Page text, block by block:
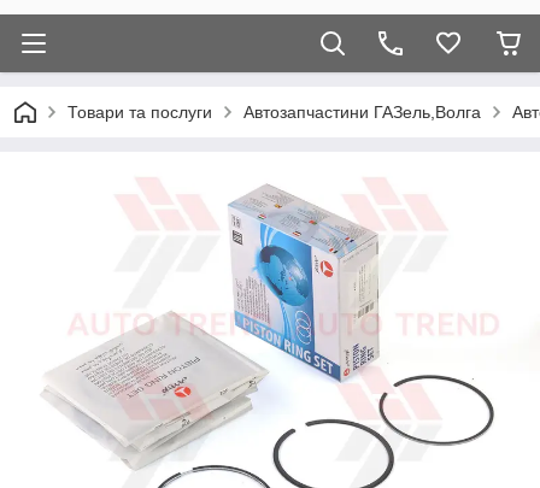
Товари та послуги Автозапчастини ГАЗель,Волга